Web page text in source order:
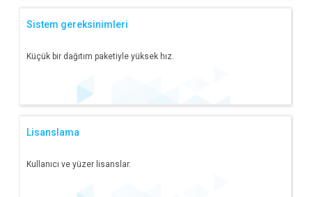
Sistem gereksinimleri
Küçük bir dağıtım paketiyle yüksek hız.
Lisanslama
Kullanıcı ve yüzer lisanslar.